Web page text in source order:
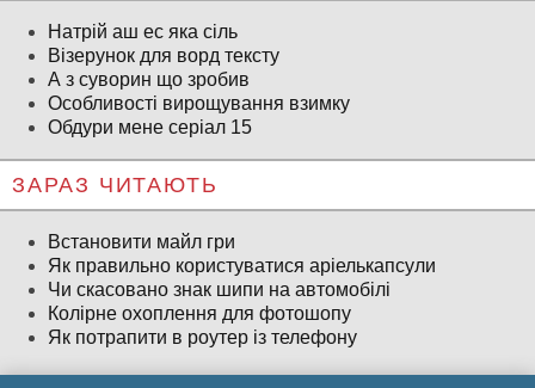
Натрій аш ес яка сіль
Візерунок для ворд тексту
А з суворин що зробив
Особливості вирощування взимку
Обдури мене серіал 15
ЗАРАЗ ЧИТАЮТЬ
Встановити майл гри
Як правильно користуватися аріелькапсули
Чи скасовано знак шипи на автомобілі
Колірне охоплення для фотошопу
Як потрапити в роутер із телефону